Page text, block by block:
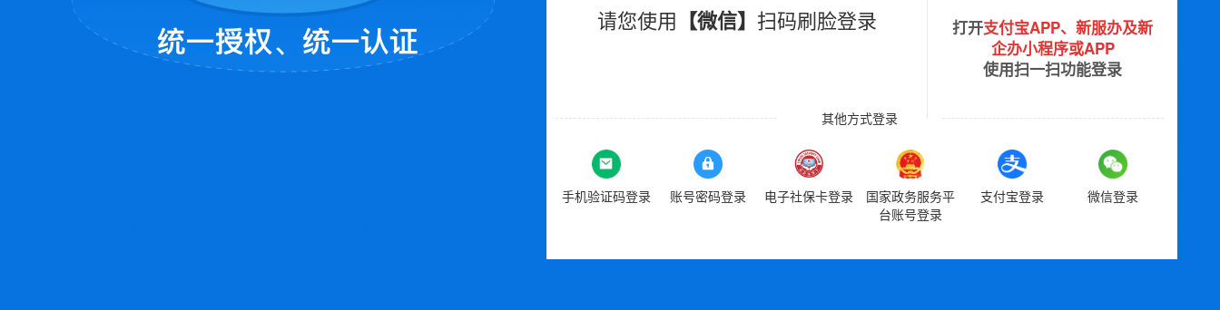
请您使用 【微信】 扫码刷脸登录
其他方式登录
手机验证码登录 账号密码登录 电子社保卡登录
国家政务服务平
台账号登录
支付宝登录 微信登录
打开支付宝APP、新服办及新
企办小程序或APP
使用扫一扫功能登录